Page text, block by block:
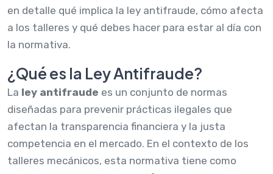
en detalle qué implica la ley antifraude, cómo afecta
a los talleres y qué debes hacer para estar al día con
la normativa.
¿Qué es la Ley Antifraude?
La ley antifraude es un conjunto de normas
diseñadas para prevenir prácticas ilegales que
afectan la transparencia financiera y la justa
competencia en el mercado. En el contexto de los
talleres mecánicos, esta normativa tiene como